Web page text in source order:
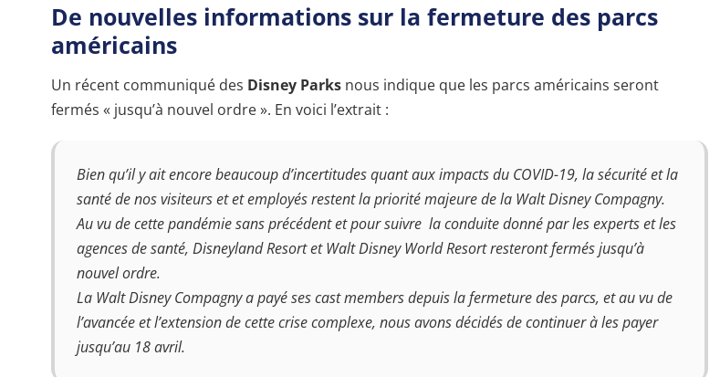
De nouvelles informations sur la fermeture des parcs
américains
Un récent communiqué des Disney Parks nous indique que les parcs américains seront
fermés « jusqu’à nouvel ordre ». En voici l’extrait :
Bien qu’il y ait encore beaucoup d’incertitudes quant aux impacts du COVID-19, la sécurité et la
santé de nos visiteurs et et employés restent la priorité majeure de la Walt Disney Compagny.
Au vu de cette pandémie sans précédent et pour suivre la conduite donné par les experts et les
agences de santé, Disneyland ResortetWalt Disney World Resortresteront fermés jusqu’à
nouvel ordre.
La Walt Disney Compagnya payé ses cast members depuis la fermeture des parcs, et au vu de
l’avancée et l’extension de cette crise complexe, nous avons décidés de continuer à les payer
jusqu’au 18 avril.